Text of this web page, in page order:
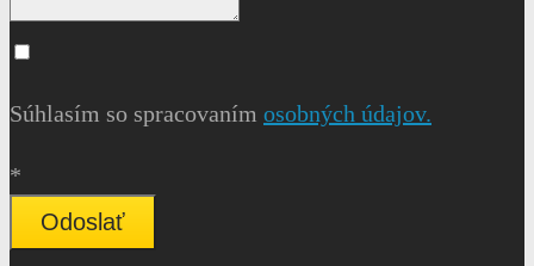
Súhlasím so spracovaním osobných údajov.
*
Odoslať